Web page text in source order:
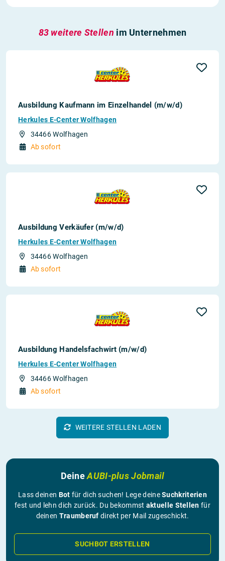
83 weitere Stellen im Unternehmen
Ausbildung Kaufmann im Einzelhandel (m/w/d)
Herkules E-Center Wolfhagen
34466 Wolfhagen
Ab sofort
Ausbildung Verkäufer (m/w/d)
Herkules E-Center Wolfhagen
34466 Wolfhagen
Ab sofort
Ausbildung Handelsfachwirt (m/w/d)
Herkules E-Center Wolfhagen
34466 Wolfhagen
Ab sofort
WEITERE STELLEN LADEN
DeineAUBI-plus Jobmail
Lass deinen Bot für dich suchen! Lege deineSuchkriterien
fest und lehn dich zurück. Du bekommst aktuelle Stellen für
deinen Traumberuf direkt per Mail zugeschickt.
SUCHBOT ERSTELLEN